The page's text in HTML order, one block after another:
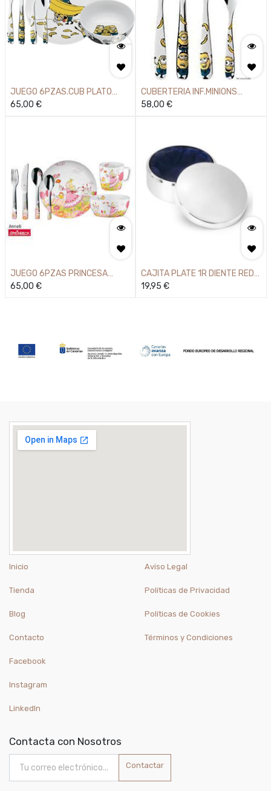
JUEGO 6PZAS.CUB PLATO
CUENCO MINIONS
65,00 €
CUBERTERIA INF.MINIONS
4PZAS
58,00 €
JUEGO 6PZAS PRINCESA
ANNELI WMF
65,00 €
CAJITA PLATE 1R DIENTE RED
4,4CM
19,95 €
Inicio
Tienda
Blog
Contacto
Aviso Legal
Políticas de Privacidad
Políticas de Cookies
Términos y Condiciones
Facebook
Instagram
LinkedIn
Contacta con Nosotros
Contactar